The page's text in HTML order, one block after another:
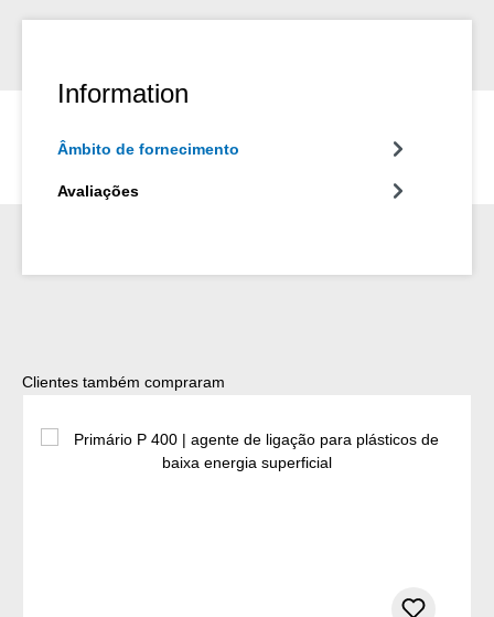
Information
Âmbito de fornecimento
Avaliações
Ignorar a galeria de produtos
Clientes também compraram